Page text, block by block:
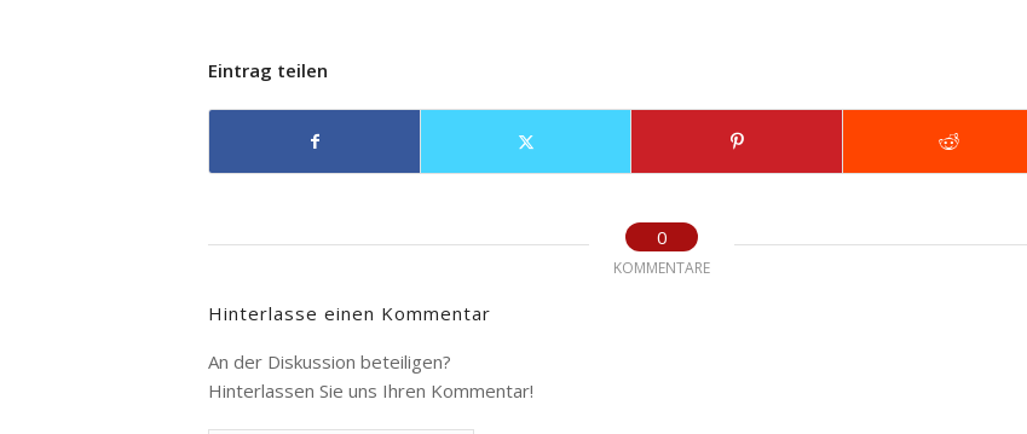
Eintrag teilen
0
KOMMENTARE
Hinterlasse einen Kommentar
An der Diskussion beteiligen?
Hinterlassen Sie uns Ihren Kommentar!